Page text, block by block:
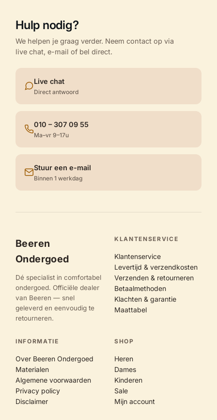
Hulp nodig?
We helpen je graag verder. Neem contact op via
live chat, e-mail of bel direct.
Live chat
Direct antwoord
010 – 307 09 55
Ma–vr 9–17u
Stuur een e-mail
Binnen 1 werkdag
Beeren
Ondergoed
Dé specialist in comfortabel
ondergoed. Officiële dealer
van Beeren — snel
geleverd en eenvoudig te
retourneren.
KLANTENSERVICE
Klantenservice
Levertijd & verzendkosten
Verzenden & retourneren
Betaalmethoden
Klachten & garantie
Maattabel
INFORMATIE
Over Beeren Ondergoed
Materialen
Algemene voorwaarden
Privacy policy
Disclaimer
SHOP
Heren
Dames
Kinderen
Sale
Mijn account